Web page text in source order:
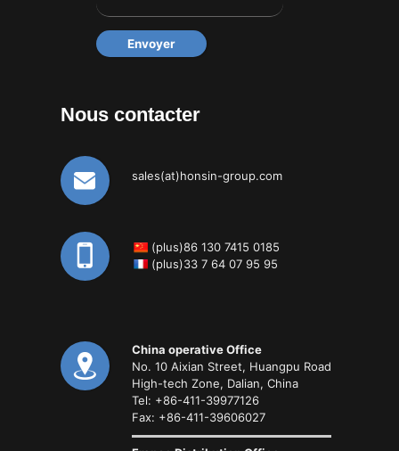
Nous contacter
sales(at)honsin-group.com
(plus)86 130 7415 0185
(plus)33 7 64 07 95 95
China operative Office
No. 10 Aixian Street, Huangpu Road
High-tech Zone, Dalian, China
Tel: +86-411-39977126
Fax: +86-411-39606027